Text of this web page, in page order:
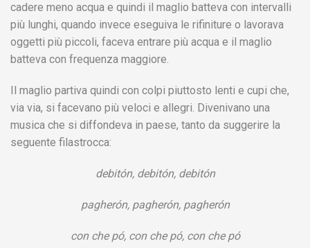
cadere meno acqua e quindi il maglio batteva con intervalli
più lunghi, quando invece eseguiva le rifiniture o lavorava
oggetti più piccoli, faceva entrare più acqua e il maglio
batteva con frequenza maggiore.
Il maglio partiva quindi con colpi piuttosto lenti e cupi che,
via via, si facevano più veloci e allegri. Divenivano una
musica che si diffondeva in paese, tanto da suggerire la
seguente filastrocca:
debitón, debitón, debitón
pagherón, pagherón, pagherón
con che pó, con che pó, con che pó